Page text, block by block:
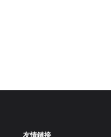
友情鏈接